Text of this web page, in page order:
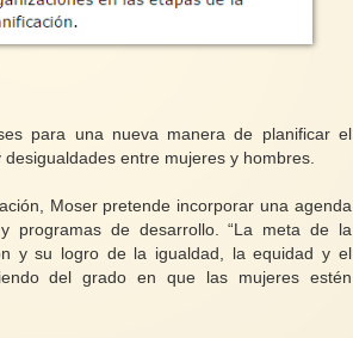
para una nueva manera de planificar el
entre mujeres y hombres.
Moser pretende incorporar una agenda
programas de desarrollo. “La meta de la
y su logro de la igualdad, la equidad y el
del grado en que las mujeres estén